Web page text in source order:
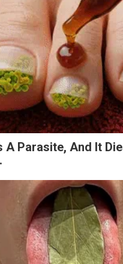
A Parasite, And It